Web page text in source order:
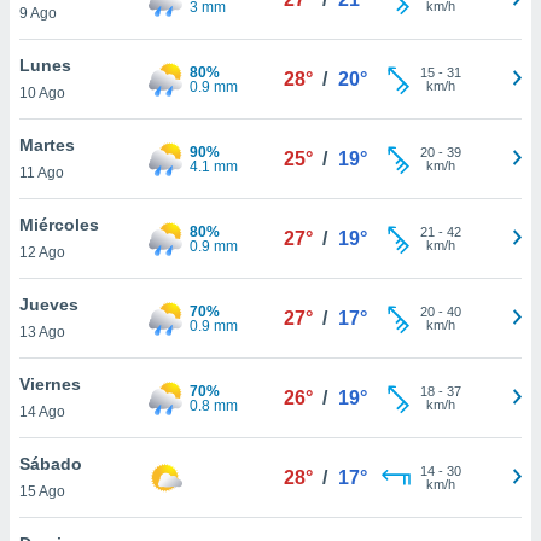
y
más
nuestra
y
de
disponible
cookies
9 Ago
3 mm
km/h
Lunes
10 Ago
80%
0.9 mm
28° / 20° 15- 31
km/h
Martes
11 Ago
90%
4.1 mm
25° / 19° 20- 39
km/h
Miércoles
12 Ago
80%
0.9 mm
27° / 19° 21 - 42
km/h
Jueves
13 Ago
70%
0.9 mm
27° / 17° 20- 40
km/h
Viernes
14 Ago
70%
0.8 mm
26° / 19° 18- 37
km/h
Sábado
15 Ago
28° / 17° 14- 30
km/h